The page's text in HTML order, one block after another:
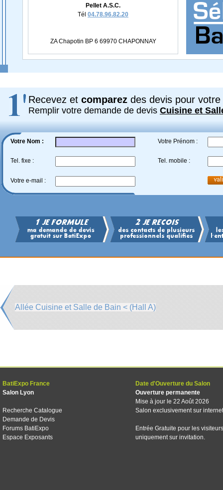
Pellet A.S.C.
Tél 04.78.96.82.20
ZA Chapotin BP 6 69970 CHAPONNAY
Recevez et comparez des devis pour votre
Remplir votre demande de devis Cuisine et
Votre Nom : Votre Prénom :
Tel. fixe : Tel. mobile :
Votre e-mail :
Allée Cuisine et Salle de Bain < (Hall A)
BatiExpo France
Salon Lyon
Recherche Catalogue
Demande de Devis
Forums BatiExpo
Espace Exposants
Date d'Ouverture du Salon
Ouverture permanente
Mise à jour le 22 Août 2026
Salon exclusivement sur internet
Entrée Gratuite pour les visiteurs
uniquement sur invitation.